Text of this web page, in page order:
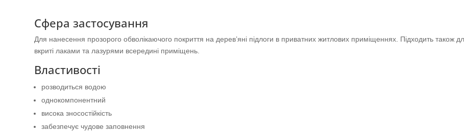
Сфера застосування
Для нанесення прозорого обволікаючого покриття на дерев’яні підлоги в приватних житлових приміщеннях. Підходить також
вкриті лаками та лазурями всередині приміщень.
Властивості
розводиться водою
однокомпонентний
висока зносостійкість
забезпечує чудове заповнення